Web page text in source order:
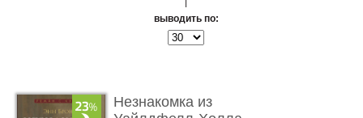
выводить по:
Незнакомка из